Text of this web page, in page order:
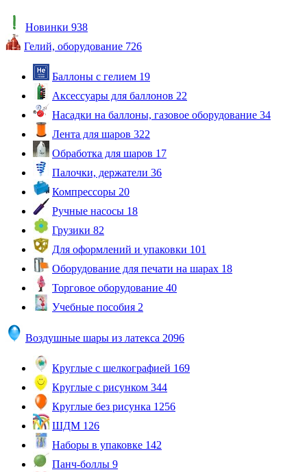
Новинки 938
Гелий, оборудование 726
Баллоны с гелием 19
Аксессуары для баллонов 22
Насадки на баллоны, газовое оборудование 34
Лента для шаров 322
Обработка для шаров 17
Палочки, держатели 36
Компрессоры 20
Ручные насосы 18
Грузики 82
Для оформлений и упаковки 101
Оборудование для печати на шарах 18
Торговое оборудование 40
Учебные пособия 2
Воздушные шары из латекса 2096
Круглые с шелкографией 169
Круглые с рисунком 344
Круглые без рисунка 1256
ШДМ 126
Наборы в упаковке 142
Панч-боллы 9